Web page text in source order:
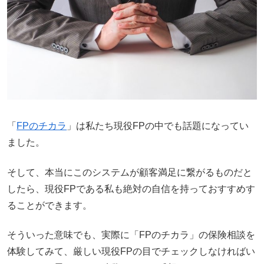
「 FPのチカラ 」は私たち現役FPの中でも話題になってい
ました。
そして、本当にこのシステムが顧客満足に繋がるものだと
したら、現役FPである私も絶対の自信を持っておすすめす
ることができます。
そういった意味でも、実際に「FPのチカラ」の保険相談を
体験してみて、厳しい現役FPの目でチェックしなければい